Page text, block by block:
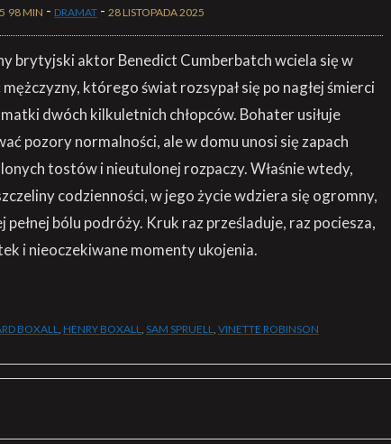
98 MIN - DRAMAT - 28 LISTOPADA 2025
brytyjski aktor Benedict Cumberbatch wciela się w
którego świat rozsypał się po nagłej śmierci
dwóch kilkuletnich chłopców. Bohater usiłuje
pozory normalności, ale w domu unosi się zapach
tostów i nieutulonej rozpaczy. Właśnie wtedy,
codzienności, w jego życie wdziera się ogromny,
bólu podróży. Kruk raz prześladuje, raz pociesza,
i nieoczekiwane momenty ukojenia.
BOXALL, HENRY BOXALL, SAM SPRUELL, VINETTE ROBINSON